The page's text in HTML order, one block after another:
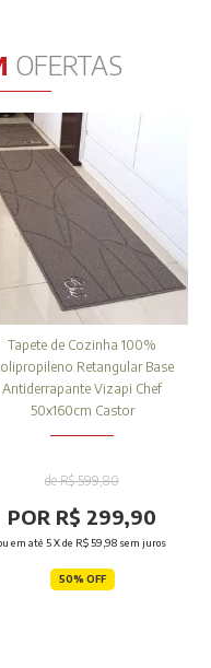
OFERTAS
Tapete de Cozinha 100%
Retangular Base
Antiderrapante Vizapi Chef
50x160cm Castor
de R$ 599,80
POR R$ 299,90
em até 5X de R$ 59,98 sem juros
50% OFF